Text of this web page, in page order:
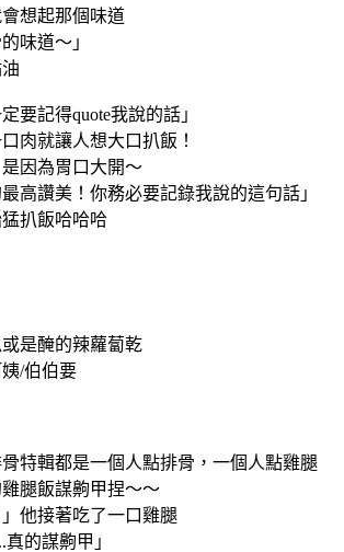
想起那個味道
味道～」
要記得quote我說的話」
肉就讓人想大口扒飯！
因為胃口大開～
高讚美！你務必要記錄我說的這句話」
扒飯哈哈哈
是醃的辣蘿蔔乾
/伯伯要
特輯都是一個人點排骨，一個人點雞腿
腿飯謀齁甲捏～～
」他接著吃了一口雞腿
真的謀齁甲」